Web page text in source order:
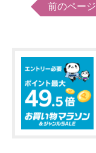
前のページ